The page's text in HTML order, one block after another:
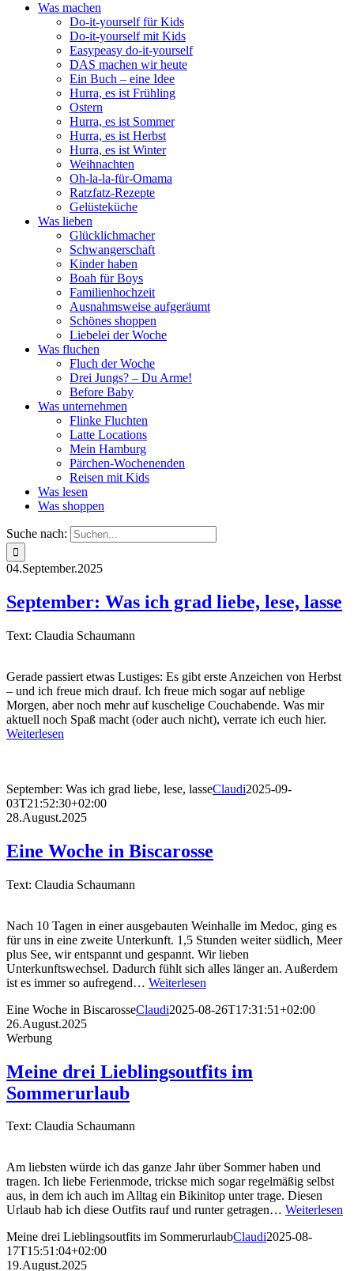
Was machen
Do-it-yourself für Kids
Do-it-yourself mit Kids
Easypeasy do-it-yourself
DAS machen wir heute
Ein Buch – eine Idee
Hurra, es ist Frühling
Ostern
Hurra, es ist Sommer
Hurra, es ist Herbst
Hurra, es ist Winter
Weihnachten
Oh-la-la-für-Omama
Ratzfatz-Rezepte
Gelüsteküche
Was lieben
Glücklichmacher
Schwangerschaft
Kinder haben
Boah für Boys
Familienhochzeit
Ausnahmsweise aufgeräumt
Schönes shoppen
Liebelei der Woche
Was fluchen
Fluch der Woche
Drei Jungs? – Du Arme!
Before Baby
Was unternehmen
Flinke Fluchten
Latte Locations
Mein Hamburg
Pärchen-Wochenenden
Reisen mit Kids
Was lesen
Was shoppen
Suche nach:
04.September.2025
September: Was ich grad liebe, lese, lasse
Text: Claudia Schaumann
Gerade passiert etwas Lustiges: Es gibt erste Anzeichen von Herbst
– und ich freue mich drauf. Ich freue mich sogar auf neblige
Morgen, aber noch mehr auf kuschelige Couchabende. Was mir
aktuell noch Spaß macht (oder auch nicht), verrate ich euch hier.
Weiterlesen
September: Was ich grad liebe, lese, lasseClaudi2025-09-
03T21:52:30+02:00
28.August.2025
Eine Woche in Biscarosse
Text: Claudia Schaumann
Nach 10 Tagen in einer ausgebauten Weinhalle im Medoc, ging es
für uns in eine zweite Unterkunft. 1,5 Stunden weiter südlich, Meer
plus See, wir entspannt und gespannt. Wir lieben
Unterkunftswechsel. Dadurch fühlt sich alles länger an. Außerdem
ist es immer so aufregend… Weiterlesen
Eine Woche in BiscarosseClaudi2025-08-26T17:31:51+02:00
26.August.2025
Werbung
Meine drei Lieblingsoutfits im
Sommerurlaub
Text: Claudia Schaumann
Am liebsten würde ich das ganze Jahr über Sommer haben und
tragen. Ich liebe Ferienmode, trickse mich sogar regelmäßig selbst
aus, in dem ich auch im Alltag ein Bikinitop unter trage. Diesen
Urlaub hab ich diese Outfits rauf und runter getragen… Weiterlesen
Meine drei Lieblingsoutfits im SommerurlaubClaudi2025-08-
17T15:51:04+02:00
19.August.2025